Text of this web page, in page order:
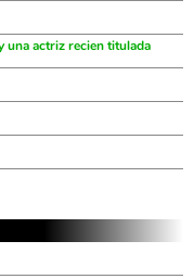
una actriz recien titulada